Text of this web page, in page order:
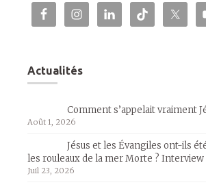
Actualités
Comment s’appelait vraiment
Août 1, 2026
Jésus et les Évangiles ont-ils
les rouleaux de la mer Morte ? Interview
Juil 23, 2026